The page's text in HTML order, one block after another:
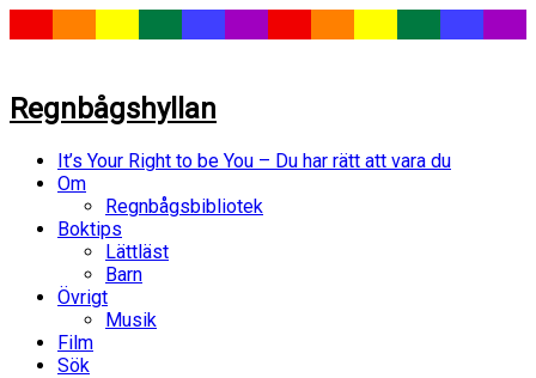
Regnbågshyllan
It’s Your Right to be You – Du har rätt att vara du
Om
Regnbågsbibliotek
Boktips
Lättläst
Barn
Övrigt
Musik
Film
Sök